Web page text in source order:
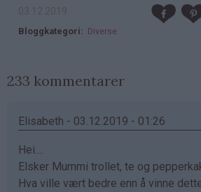
Bloggkategori Diverse
233 kommentarer
Elisabeth - 03.12.2019 - 01:26
Hei....
Elsker Mummi trollet, te og
Hva ville vært bedre enn å vinne